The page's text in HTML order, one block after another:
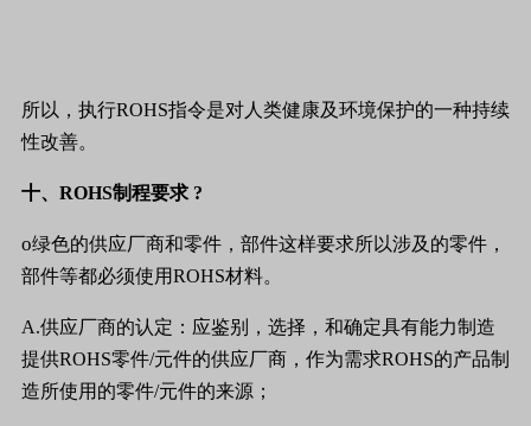
所以，执行ROHS指令是对人类健康及环境保护的一种持续
性改善。
十、 ROHS制程要求 ?
o绿色的供应厂商和零件，部件这样要求所以涉及的零件，
部件等都必须使用ROHS材料。
A.供应厂商的认定：应鉴别，选择，和确定具有能力制造
提供ROHS零件/元件的供应厂商，作为需求ROHS的产品制
造所使用的零件/元件的来源；